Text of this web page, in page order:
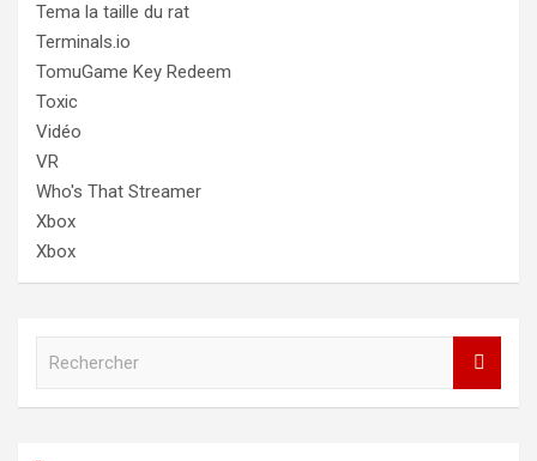
Tema la taille du rat
Terminals.io
TomuGame Key Redeem
Toxic
Vidéo
VR
Who's That Streamer
Xbox
Xbox